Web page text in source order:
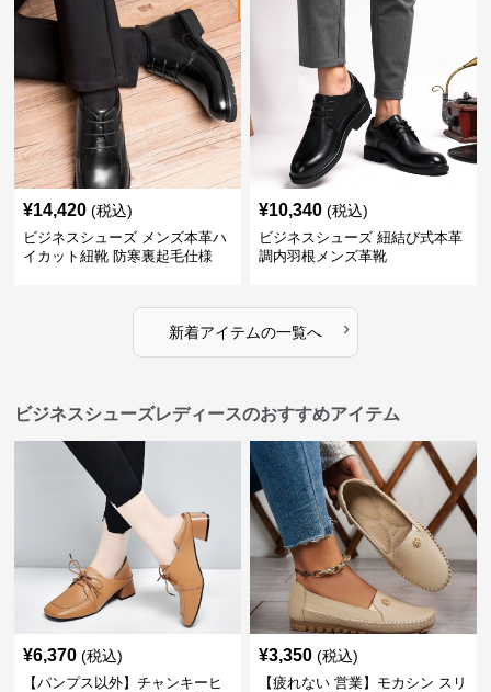
¥14,420 (税込)
ビジネスシューズ メンズ本革ハ
イカット紐靴 防寒裏起毛仕様
¥10,340 (税込)
ビジネスシューズ 紐結び式本革
調内羽根メンズ革靴
新着アイテムの一覧へ ›
ビジネスシューズレディースのおすすめアイテム
¥6,370 (税込)
【パンプス以外】チャンキーヒ
¥3,350 (税込)
【疲れない 営業】モカシン スリ